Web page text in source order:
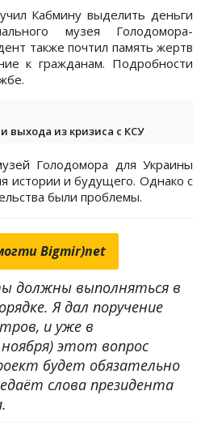
Кабмину выделить деньги
музея Голодомора-
также почтил память жертв
к гражданам. Подробности
выхода из кризиса с КСУ
Голодомора для Украины
истории и будущего. Однако с
были проблемы.
Bigmir)net
должны выполняться в
Я дал поручение
и уже в
этот вопрос
будет обязательно
слова президента